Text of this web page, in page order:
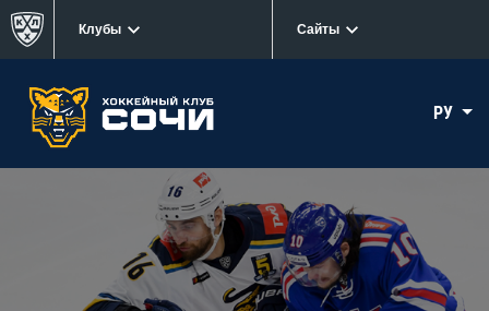
Клубы Сайты
РУ